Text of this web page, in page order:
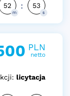
52
m
: 52
s
PLN
netto
licytacja